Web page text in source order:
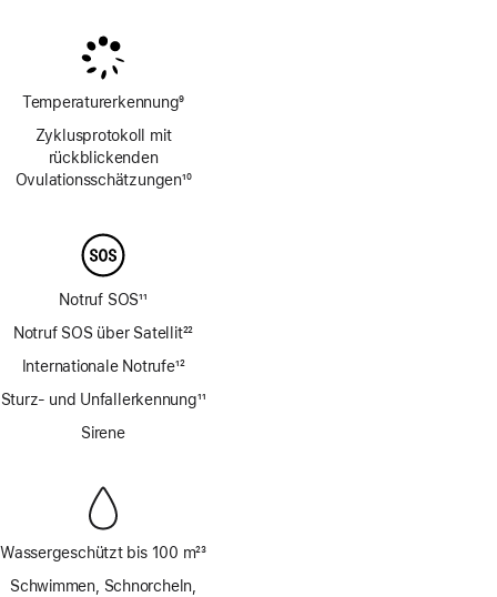
Temperaturerkennung
Fußnote
9
Zyklusprotokoll mit
rückblickenden
Ovulations­schätzungen10
Notruf SOS
Fußnote
11
Notruf SOS über Satellit
Fußnote
22
Internationale Notrufe
Fußnote
12
Sturz- und Unfallerkennung11
Sirene
Wassergeschützt bis 100 m
Fußnote
23
Schwimmen, Schnorcheln,